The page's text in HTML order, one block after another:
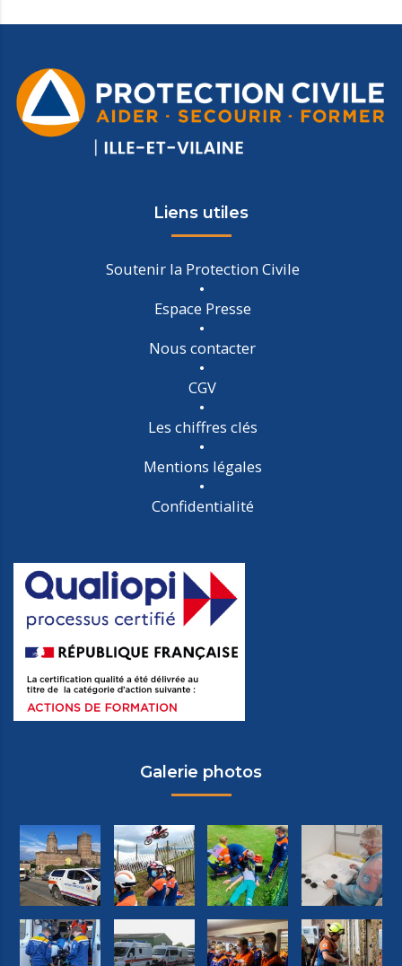
Liens utiles
Soutenir la Protection Civile
Espace Presse
Nous contacter
CGV
Les chiffres clés
Mentions légales
Confidentialité
Galerie photos